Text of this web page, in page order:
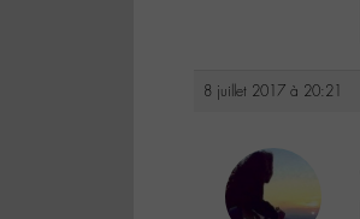
8 juillet 2017 à 20:21